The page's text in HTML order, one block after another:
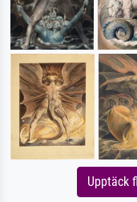
Upptäck